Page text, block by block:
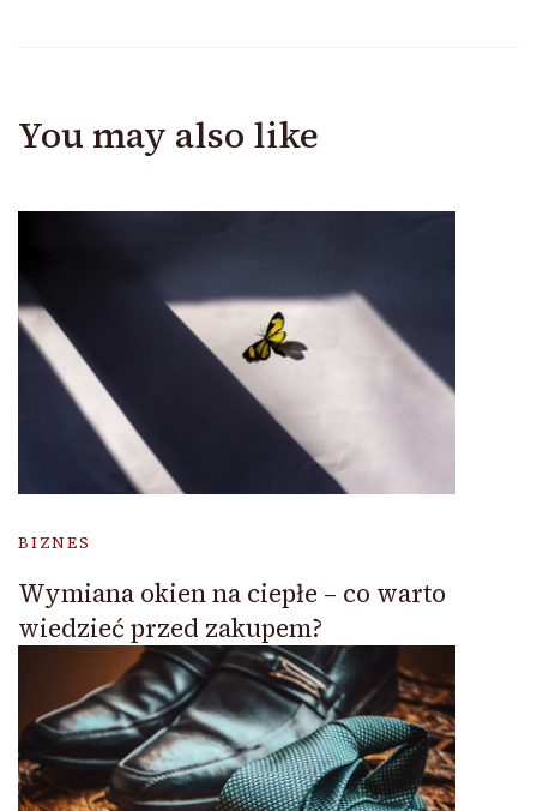
You may also like
BIZNES
Wymiana okien na ciepłe – co warto
wiedzieć przed zakupem?